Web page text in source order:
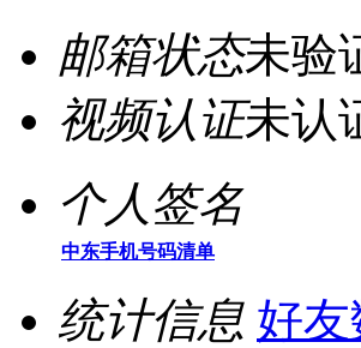
邮箱状态未验
视频认证未认
个人签名
中东手机号码清单
统计信息 好友